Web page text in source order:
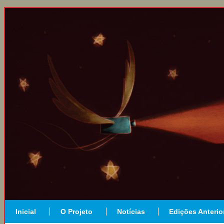
Inicial O Projeto Notícias Edições